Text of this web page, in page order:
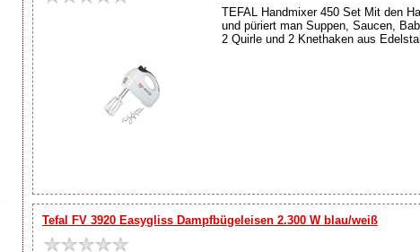
TEFAL Handmixer 450 Set Mit den
und püriert man Suppen, Saucen,
2 Quirle und 2 Knethaken aus
Tefal FV 3920 Easygliss Dampfbügeleisen 2.300 W blau/weiß